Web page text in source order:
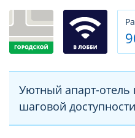
Уютный апарт-
шаговой